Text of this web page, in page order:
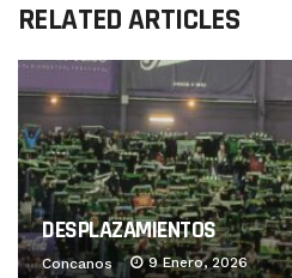
RELATED ARTICLES
DESPLAZAMIENTOS
Concanos 9 Enero, 2026